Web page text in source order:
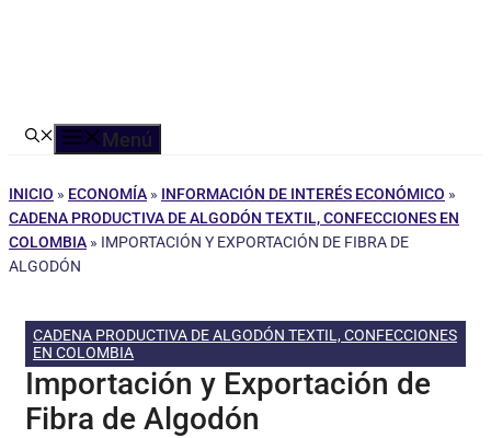
Menú
INICIO » ECONOMÍA » INFORMACIÓN DE INTERÉS ECONÓMICO »
CADENA PRODUCTIVA DE ALGODÓN TEXTIL, CONFECCIONES EN
COLOMBIA » IMPORTACIÓN Y EXPORTACIÓN DE FIBRA DE
ALGODÓN
CADENA PRODUCTIVA DE ALGODÓN TEXTIL, CONFECCIONES
EN COLOMBIA
Importación y Exportación de
Fibra de Algodón